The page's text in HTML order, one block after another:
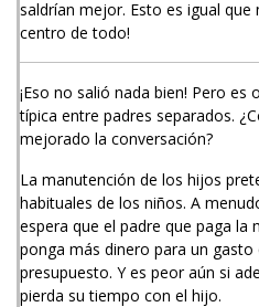
saldrían mejor. Esto es igual
centro de todo!
¡Eso no salió nada bien! Pero
típica entre padres separados.
mejorado la conversación?
La manutención de los hijos
habituales de los niños. A
espera que el padre que paga la
ponga más dinero para un
presupuesto. Y es peor aún si
pierda su tiempo con el hijo.